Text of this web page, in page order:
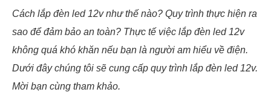
Cách lắp đèn led 12v như thế nào? Quy trình thực hiện ra
sao để đảm bảo an toàn? Thực tế việc lắp đèn led 12v
không quá khó khăn nếu bạn là người am hiểu về điện.
Dưới đây chúng tôi sẽ cung cấp quy trình lắp đèn led 12v.
Mời bạn cùng tham khảo.